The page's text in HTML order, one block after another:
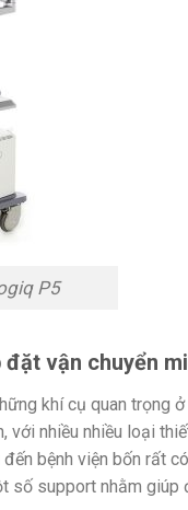
P5
vận chuyển
khí cụ quan trọng
với nhiều nhiều loại
bệnh viện bốn rất
số support nhằm